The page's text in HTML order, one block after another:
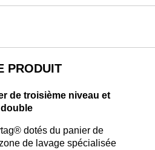
PRODUIT
de troisième niveau et
dotés du panier de
de lavage spécialisée